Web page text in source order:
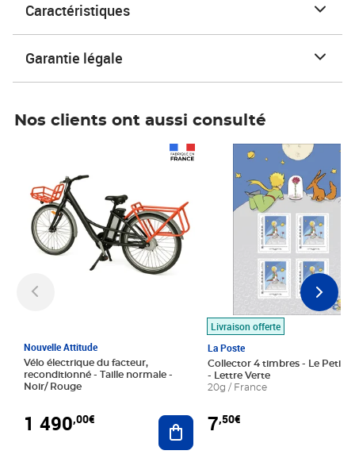
Caractéristiques
Garantie légale
Nos clients ont aussi consulté
Nouvelle Attitude
Vélo électrique du facteur,
reconditionné - Taille normale -
Noir/ Rouge
1 490,00€ Ajouter au panier
Livraison offerte
La Poste
Collector 4 timbres - Le Petit
- Lettre Verte
20g / France
7,50€
Prix 7,50€